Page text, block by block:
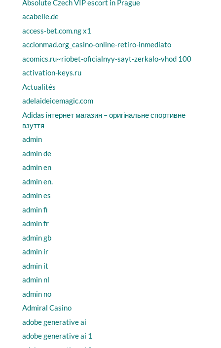
Absolute Czech VIP escort in Prague
acabelle.de
access-bet.com.ng x1
accionmad.org_casino-online-retiro-inmediato
acomics.ru~riobet-oficialnyy-sayt-zerkalo-vhod 100
activation-keys.ru
Actualités
adelaideicemagic.com
Adidas інтернет магазин – оригінальне спортивне
взуття
admin
admin de
admin en
admin en.
admin es
admin fi
admin fr
admin gb
admin ir
admin it
admin nl
admin no
Admiral Casino
adobe generative ai
adobe generative ai 1